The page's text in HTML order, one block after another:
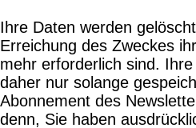
Ihre Daten werden
Erreichung des Zweckes
mehr erforderlich sind.
daher nur solange
Abonnement des
denn, Sie haben